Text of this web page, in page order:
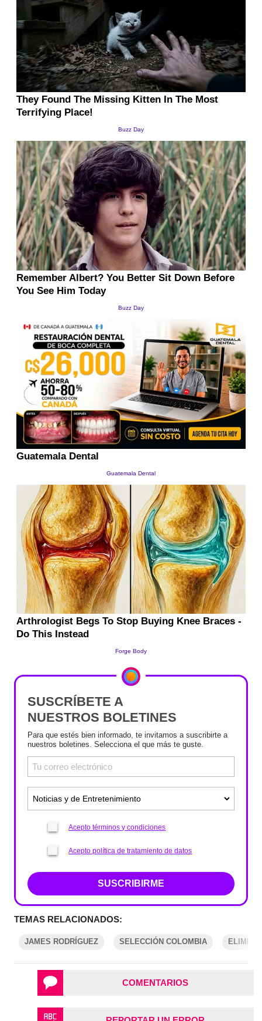
SUSCRÍBETE A
NUESTROS BOLETINES
Para que estés bien informado, te invitamos a suscribirte a
nuestros boletines. Selecciona el que más te guste.
Acepto términos y condiciones
Acepto política de tratamiento de datos
SUSCRIBIRME
TEMAS RELACIONADOS:
JAMES RODRÍGUEZ SELECCIÓN COLOMBIA
COMENTARIOS